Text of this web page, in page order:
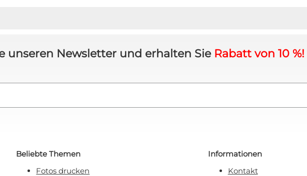
unseren Newsletter und erhalten Sie Rabatt von 10 %!
Beliebte Themen
Fotos drucken
Informationen
Kontakt